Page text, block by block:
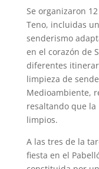
Se organizaron
Teno, incluidas
senderismo
en el corazón de
diferentes
limpieza de
Medioambiente,
resaltando que la
limpios.
A las tres de la
fiesta en el